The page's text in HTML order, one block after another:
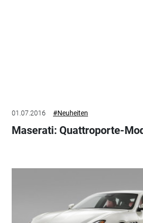
01.07.2016 #Neuheiten
Maserati: Quattroporte-